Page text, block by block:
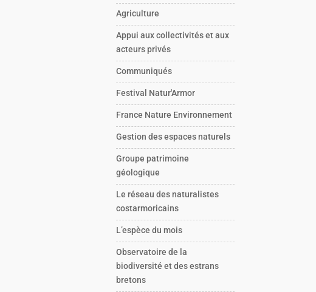
Agriculture
Appui aux collectivités et aux
acteurs privés
Communiqués
Festival Natur'Armor
France Nature Environnement
Gestion des espaces naturels
Groupe patrimoine
géologique
Le réseau des naturalistes
costarmoricains
L’espèce du mois
Observatoire de la
biodiversité et des estrans
bretons